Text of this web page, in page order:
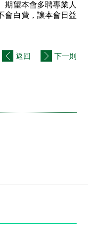
期望本會多聘專業人
會白費，讓本會日益
返回 下一則